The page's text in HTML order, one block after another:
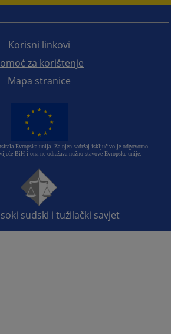
Korisni linkovi
za korištenje
Mapa stranice
Evropska unija. Za njen sadržaj isključivo je odgovorno
BiH i ona ne odražava nužno stavove Evropske unije.
sudski i tužilački savjet